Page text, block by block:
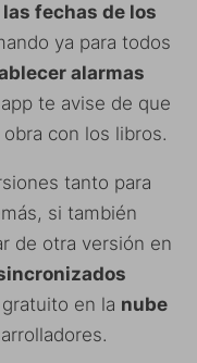
fechas de los
ya para todos
alarmas
te avise de que
con los libros.
tanto para
si también
de otra versión en
en la nube